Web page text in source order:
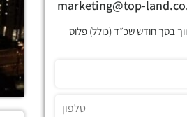
בסך חודש שכ״ד (כולל) פלוס